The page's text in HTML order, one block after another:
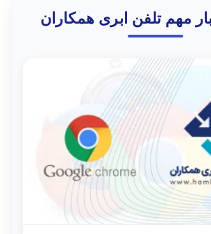
مهم تلفن ابری همکاران